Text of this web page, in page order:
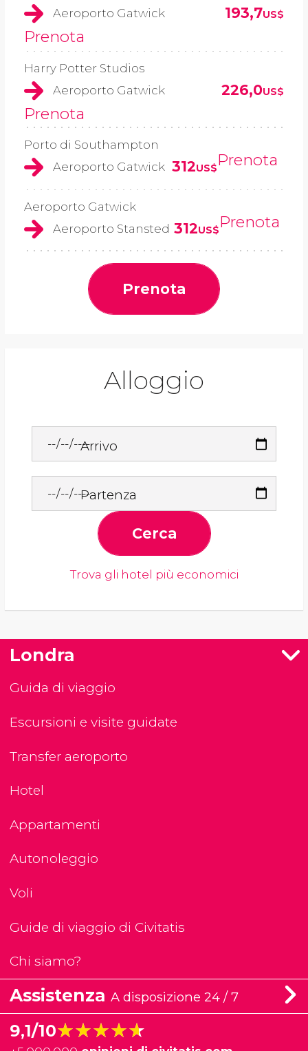
Aeroporto Gatwick
193,7US$
Prenota
Harry Potter Studios
Aeroporto Gatwick
226,0US$
Prenota
Porto di Southampton
Aeroporto Gatwick 312US$Prenota
Aeroporto Gatwick
Aeroporto Stansted 312US$Prenota
Prenota
Alloggio
Arrivo
Partenza
Cerca
Trova gli hotel più economici
Londra
Guida di viaggio
Escursioni e visite guidate
Transfer aeroporto
Hotel
Appartamenti
Autonoleggio
Voli
Guide di viaggio di Civitatis
Chi siamo?
Assistenza A disposizione 24 / 7
9,1/10★★★★★
★★★★★